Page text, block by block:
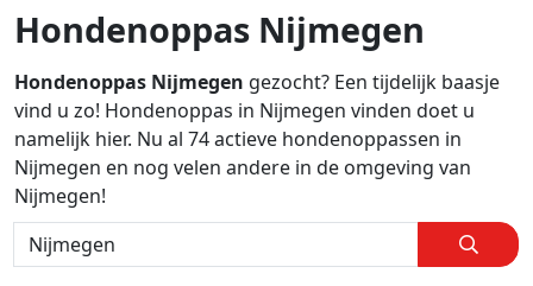
Hondenoppas Nijmegen
Hondenoppas Nijmegen gezocht? Een tijdelijk baasje
vind u zo! Hondenoppas in Nijmegen vinden doet u
namelijk hier. Nu al 74 actieve hondenoppassen in
Nijmegen en nog velen andere in de omgeving van
Nijmegen!